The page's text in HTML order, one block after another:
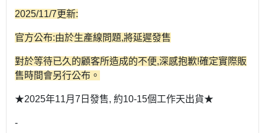
2025/11/7更新:
官方公布:由於生產線問題,將延遲發售
對於等待已久的顧客所造成的不便,深感抱歉!確定實際販
售時間會另行公布。
★2025年11月7日發售, 約10-15個工作天出貨★
-